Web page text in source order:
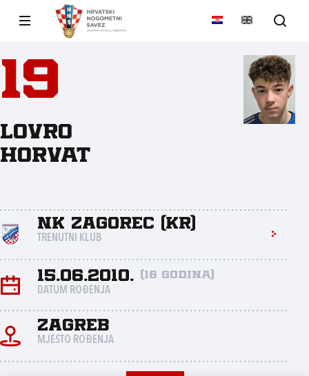
19
Lovro
Horvat
NK Zagorec (Kr)
TRENUTNI KLUB
15.06.2010. (16 godina)
DATUM ROĐENJA
Zagreb
MJESTO ROĐENJA